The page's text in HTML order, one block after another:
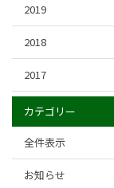
2019
2018
2017
カテゴリー
全件表示
お知らせ